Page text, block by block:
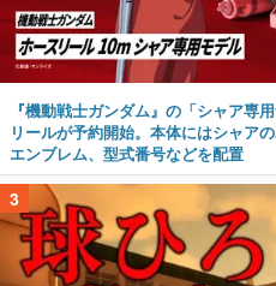
『機動戦士ガンダム』の「シャア
リールが予約開始。本体にはシャア
エンブレム、型式番号などを配置
3